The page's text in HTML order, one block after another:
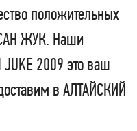
положительных
ЖУК. Наши
2009 это ваш
в АЛТАЙСКИЙ